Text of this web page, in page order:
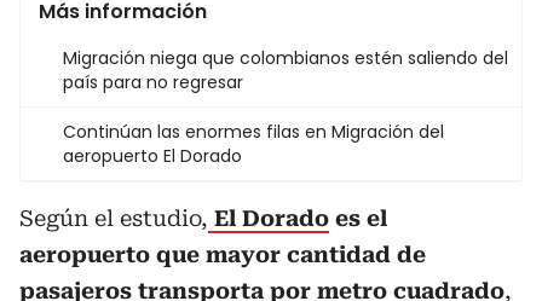
Más información
Migración niega que colombianos estén saliendo del
país para no regresar
Continúan las enormes filas en Migración del
aeropuerto El Dorado
Según el estudio, El Dorado es el
aeropuerto que mayor cantidad de
pasajeros transporta por metro cuadrado,